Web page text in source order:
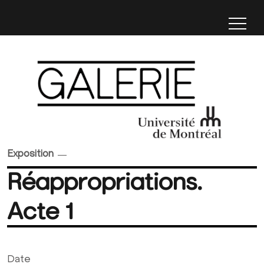
Exposition
Réappropriations.
Acte 1
Date